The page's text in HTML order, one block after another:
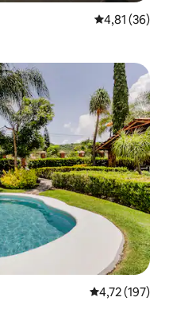
4,81 de uma
4,81 (36)
4,72 de uma
4,72 (197)